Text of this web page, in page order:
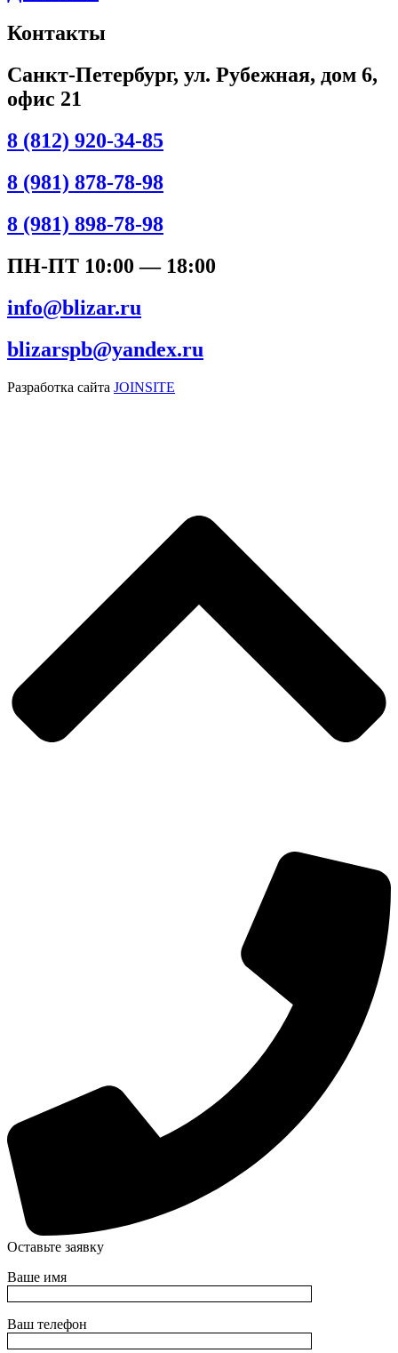
Контакты
Санкт-Петербург, ул. Рубежная, дом 6,
офис 21
8 (812) 920-34-85
8 (981) 878-78-98
8 (981) 898-78-98
ПН-ПТ 10:00 — 18:00
info@blizar.ru
blizarspb@yandex.ru
Разработка сайта JOINSITE
Оставьте заявку
Ваше имя
Ваш телефон